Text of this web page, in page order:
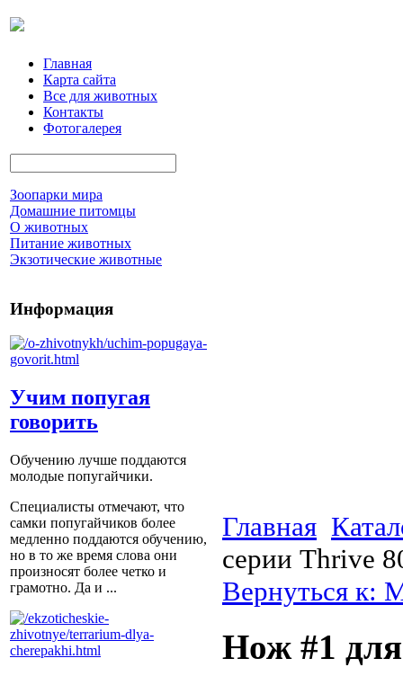
Главная
Карта сайта
Все для животных
Контакты
Фотогалерея
Зоопарки мира
Домашние питомцы
О животных
Питание животных
Экзотические животные
Информация
Учим попугая
говорить
Обучению лучше поддаются
молодые попугайчики.
Специалисты отмечают, что
самки попугайчиков более
медленно поддаются обучению,
но в то же время слова они
произносят более четко и
грамотно. Да и ...
Главная
серии Thrive
Вернуться к:
Нож #1